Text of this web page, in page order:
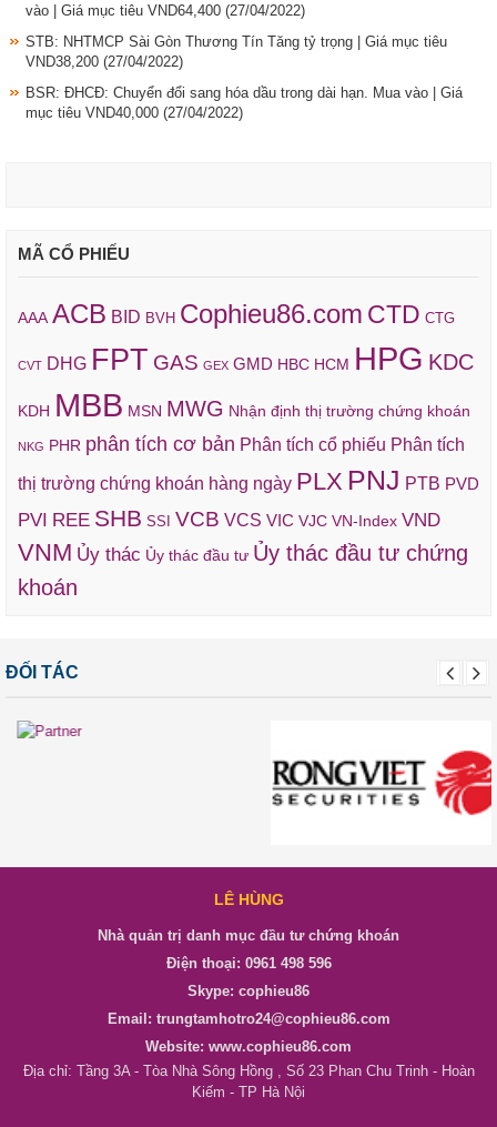
vào | Giá mục tiêu VND64,400 (27/04/2022)
STB: NHTMCP Sài Gòn Thương Tín Tăng tỷ trọng | Giá mục tiêu
VND38,200 (27/04/2022)
BSR: ĐHCĐ: Chuyển đổi sang hóa dầu trong dài hạn. Mua vào | Giá
mục tiêu VND40,000 (27/04/2022)
MÃ CỔ PHIẾU
AAA ACB BID BVH Cophieu86.com CTD CTG
CVT DHG FPT GAS GEX GMD HBC HCM HPG KDC
KDH MBB MSN MWG Nhận định thị trường chứng khoán
NKG PHR phân tích cơ bản Phân tích cổ phiếu Phân tích
thị trường chứng khoán hàng ngày PLX PNJ PTB PVD
PVI REE SHB SSI VCB VCS VIC VJC VN-Index VND
VNM Ủy thác Ủy thác đầu tư Ủy thác đầu tư chứng
khoán
ĐỐI TÁC
LÊ HÙNG
Nhà quản trị danh mục đầu tư chứng khoán
Điện thoại: 0961 498 596
Skype: cophieu86
Email: trungtamhotro24@cophieu86.com
Website: www.cophieu86.com
Địa chỉ: Tầng 3A - Tòa Nhà Sông Hồng , Số 23 Phan Chu Trinh - Hoàn
Kiếm - TP Hà Nội